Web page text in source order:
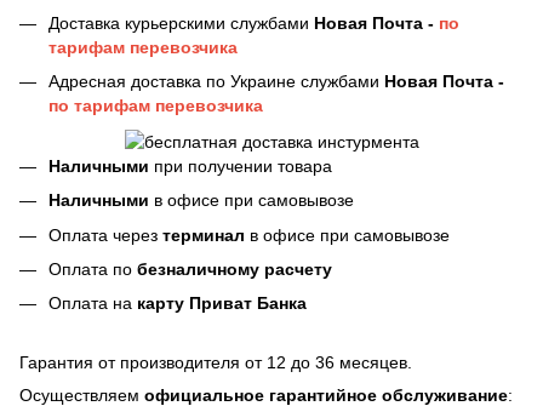
Доставка курьерскими службами Новая Почта - по
тарифам перевозчика
Адресная доставка по Украине службами Новая Почта -
по тарифам перевозчика
Наличными при получении товара
Наличными в офисе при самовывозе
Оплата через терминал в офисе при самовывозе
Оплата по безналичному расчету
Оплата на карту Приват Банка
Гарантия от производителя от 12 до 36 месяцев.
Осуществляем официальное гарантийное обслуживание: